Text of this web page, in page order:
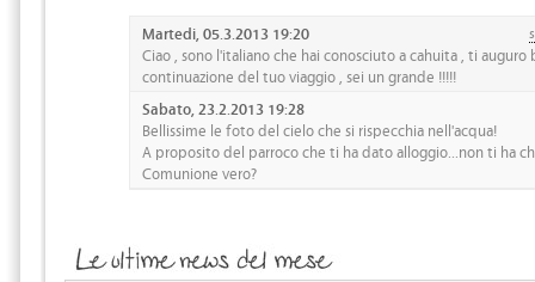
Martedi, 05.3.2013 19:20
Ciao , sono l'italiano che hai conosciuto a cahuita , ti auguro
continuazione del tuo viaggio , sei un grande !!!!!
Sabato, 23.2.2013 19:28
Bellissime le foto del cielo che si rispecchia nell'acqua!
A proposito del parroco che ti ha dato alloggio...non ti ha
Comunione vero?